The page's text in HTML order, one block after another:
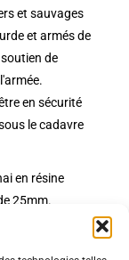
et sauvages
et armés de
de
en sécurité
le cadavre
en résine
25mm.